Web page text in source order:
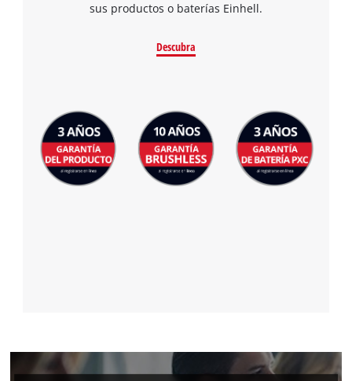
sus productos o baterías Einhell.
Descubra